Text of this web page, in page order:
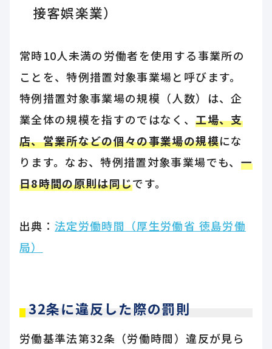
接客娯楽業）
常時10人未満の労働者を使用する事業所の
ことを、特例措置対象事業場と呼びます。
特例措置対象事業場の規模（人数）は、企
業全体の規模を指すのではなく、工場、支
店、営業所などの個々の事業場の規模にな
ります。なお、特例措置対象事業場でも、 一
日8時間の原則は同じです。
出典：法定労働時間（厚生労働省 徳島労働
局）
32条に違反した際の罰則
労働基準法第32条（労働時間）違反が見ら